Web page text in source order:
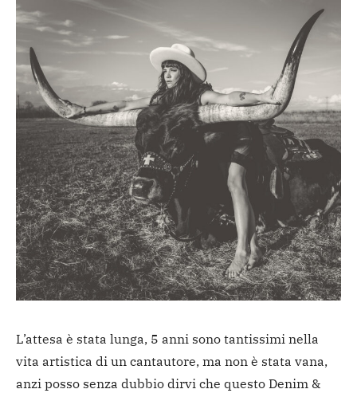
L’attesa è stata lunga, 5 anni sono tantissimi nella
vita artistica di un cantautore, ma non è stata vana,
anzi posso senza dubbio dirvi che questo Denim &